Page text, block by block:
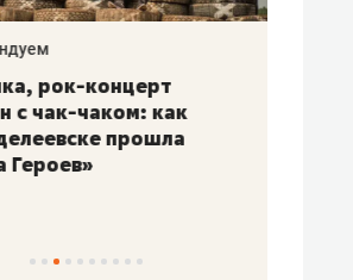
рок-концерт
с чак-чаком: как
прошла
Героев»